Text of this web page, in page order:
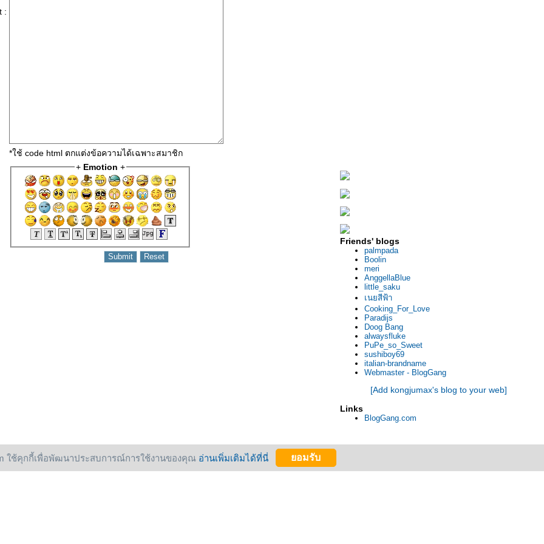
:
*ใช้ code html ตกแต่งข้อความได้เฉพาะสมาชิก
+ Emotion +
Friends' blogs
palmpada
Boolin
meri
AnggellaBlue
little_saku
เนยสีฟ้า
Cooking_For_Love
Paradijs
Doog Bang
alwaysfluke
PuPe_so_Sweet
sushiboy69
italian-brandname
Webmaster - BlogGang
[Add kongjumax's blog to your web]
Links
BlogGang.com
ใช้คุกกี้เพื่อพัฒนาประสบการณ์การใช้งานของคุณ อ่านเพิ่มเติมได้ที่นี่